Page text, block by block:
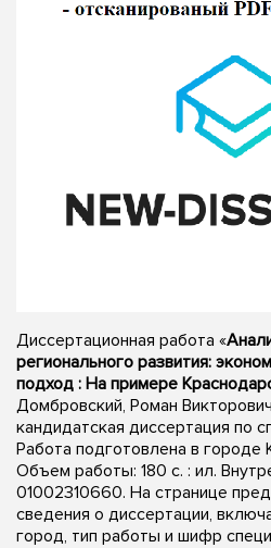
Диссертационная работа «
регионального развития:
подход : На примере
Домбровский, Роман
кандидатская диссертация по
Работа подготовлена в городе
Объем работы: 180 с. : ил.
01002310660. На странице
сведения о диссертации,
город, тип работы и шифр